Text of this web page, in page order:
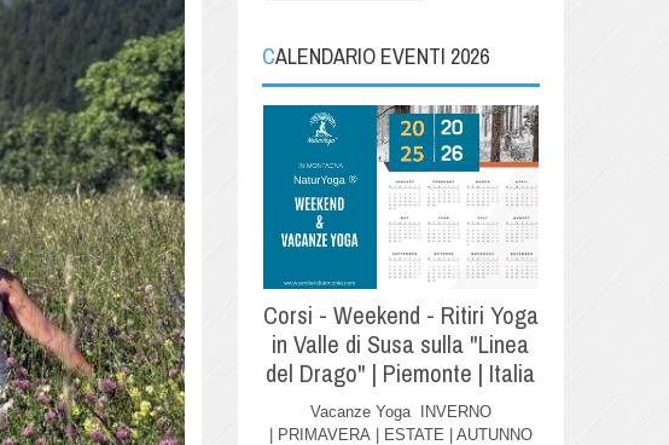
CALENDARIO EVENTI 2026
Corsi - Weekend - Ritiri Yoga
in Valle di Susa sulla "Linea
del Drago" | Piemonte | Italia
Vacanze Yoga INVERNO
| PRIMAVERA | ESTATE | AUTUNNO